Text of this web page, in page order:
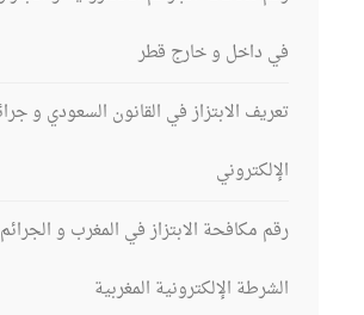
داخل و خارج قطر
الابتزاز في القانون السعودي و جرائم الابتزاز
مكافحة الابتزاز في المغرب و الجرائم الالكترونية –
الإلكترونية المغربية